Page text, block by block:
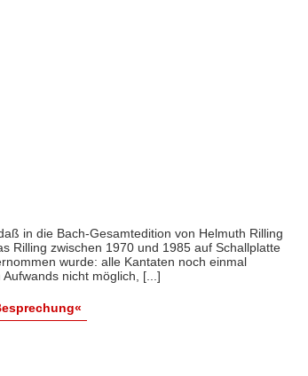
in die Bach-Gesamtedition von Helmuth Rilling
Rilling zwischen 1970 und 1985 auf Schallplatte
wurde: alle Kantaten noch einmal
nicht möglich, [...]